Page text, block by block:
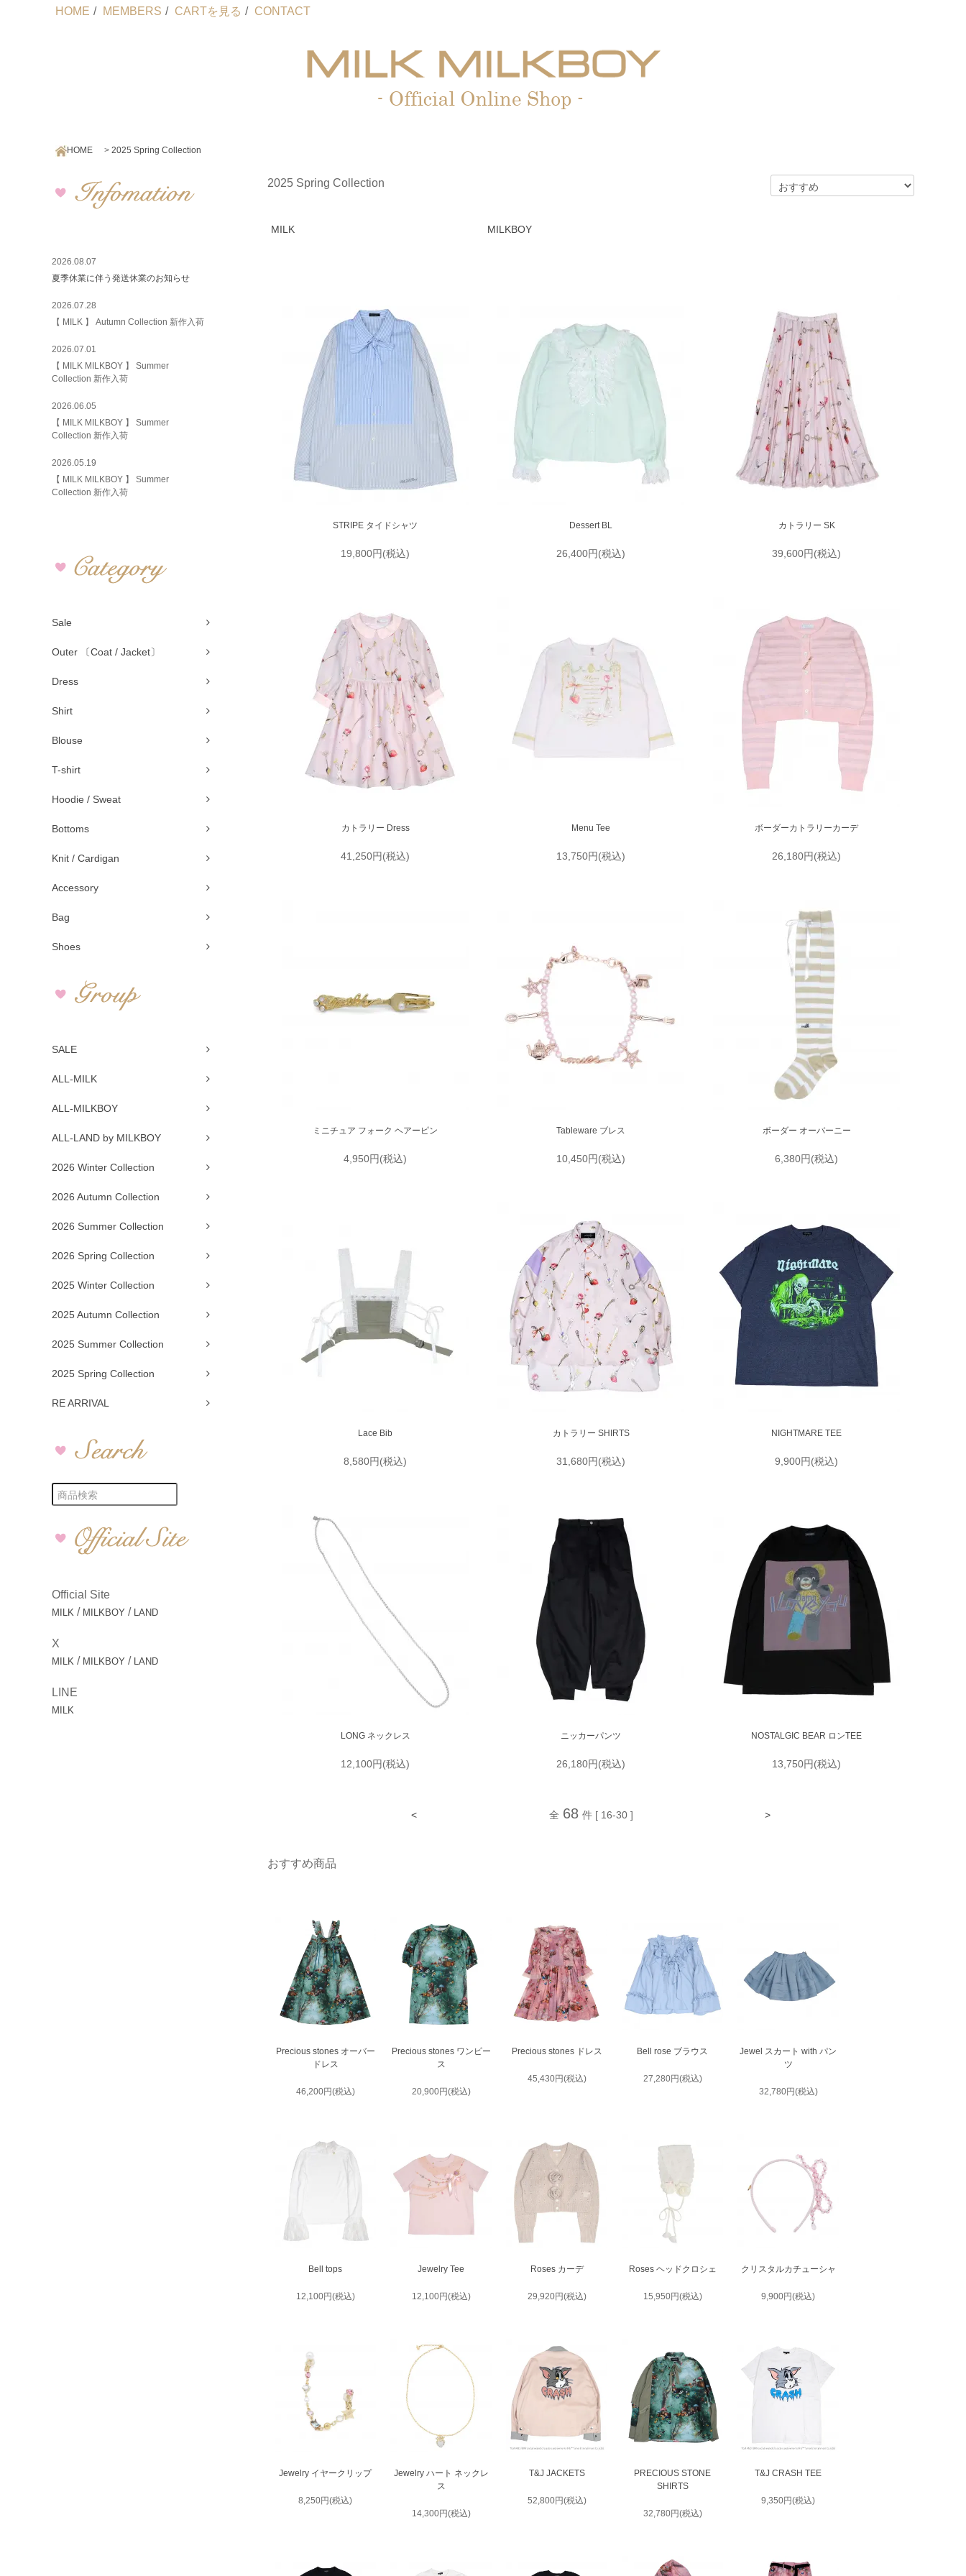
HOME / MEMBERS / CARTを見る / CONTACT
HOME > 2025 Spring Collection
2026.08.07
夏季休業に伴う発送休業のお知らせ
2026.07.28
【 MILK 】 Autumn Collection 新作入荷
2026.07.01
【 MILK MILKBOY 】 Summer
Collection 新作入荷
2026.06.05
【 MILK MILKBOY 】 Summer
Collection 新作入荷
2026.05.19
【 MILK MILKBOY 】 Summer
Collection 新作入荷
Sale
Outer 〔Coat / Jacket〕
Dress
Shirt
Blouse
T-shirt
Hoodie / Sweat
Bottoms
Knit / Cardigan
Accessory
Bag
Shoes
SALE
ALL-MILK
ALL-MILKBOY
ALL-LAND by MILKBOY
2026 Winter Collection
2026 Autumn Collection
2026 Summer Collection
2026 Spring Collection
2025 Winter Collection
2025 Autumn Collection
2025 Summer Collection
2025 Spring Collection
RE ARRIVAL
Official Site
MILK / MILKBOY / LAND
X
MILK / MILKBOY / LAND
LINE
MILK
2025 Spring Collection
MILK MILKBOY
STRIPE タイドシャツ
19,800円(税込)
Dessert BL
26,400円(税込)
カトラリー SK
39,600円(税込)
カトラリー Dress
41,250円(税込)
Menu Tee
13,750円(税込)
ボーダーカトラリーカーデ
26,180円(税込)
ミニチュア フォーク ヘアーピン
4,950円(税込)
Tableware ブレス
10,450円(税込)
ボーダー オーバーニー
6,380円(税込)
Lace Bib
8,580円(税込)
カトラリー SHIRTS
31,680円(税込)
NIGHTMARE TEE
9,900円(税込)
LONG ネックレス
12,100円(税込)
ニッカーパンツ
26,180円(税込)
NOSTALGIC BEAR ロンTEE
13,750円(税込)
< >
全 68 件 [ 16-30 ]
おすすめ商品
Precious stones オーバー
ドレス
46,200円(税込)
Precious stones ワンピー
ス
20,900円(税込)
Precious stones ドレス
45,430円(税込)
Bell rose ブラウス
27,280円(税込)
Jewel スカート with パン
ツ
32,780円(税込)
Bell tops
12,100円(税込)
Jewelry Tee
12,100円(税込)
Roses カーデ
29,920円(税込)
Roses ヘッドクロシェ
15,950円(税込)
クリスタルカチューシャ
9,900円(税込)
Jewelry イヤークリップ
8,250円(税込)
Jewelry ハート ネックレ
ス
14,300円(税込)
T&J JACKETS
52,800円(税込)
PRECIOUS STONE
SHIRTS
32,780円(税込)
T&J CRASH TEE
9,350円(税込)